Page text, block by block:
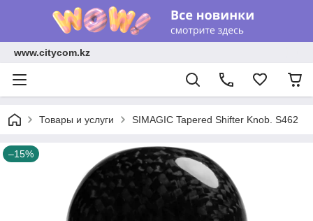
www.citycom.kz
Товары и услуги SIMAGIC Tapered Shifter Knob. S462
–15%